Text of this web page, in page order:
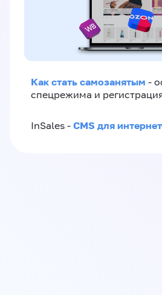
Как стать самозанятым -
спецрежима и
InSales - CMS для